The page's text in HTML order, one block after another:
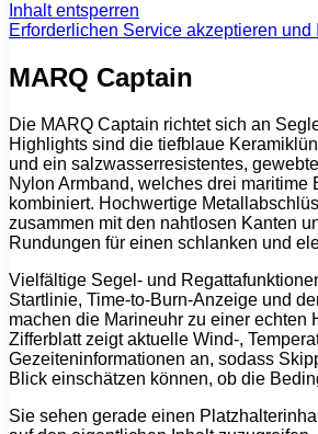
Inhalt entsperren
Erforderlichen Service akzeptieren und
MARQ Captain
Die MARQ Captain richtet sich an
Highlights sind die tiefblaue
und ein salzwasserresistentes,
Nylon Armband, welches drei maritime
kombiniert. Hochwertige
zusammen mit den nahtlosen Kanten
Rundungen für einen schlanken und
Vielfältige Segel- und
Startlinie, Time-to-Burn-Anzeige und
machen die Marineuhr zu einer echten
Zifferblatt zeigt aktuelle Wind-,
Gezeiteninformationen an, sodass
Blick einschätzen können, ob die
Sie sehen gerade einen